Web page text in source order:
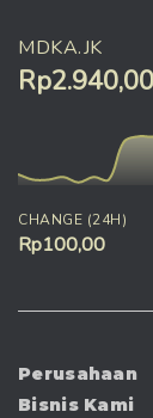
MDKA.JK
Rp2.940,00
CHANGE (24H)
Rp100,00
Perusahaan
Bisnis Kami